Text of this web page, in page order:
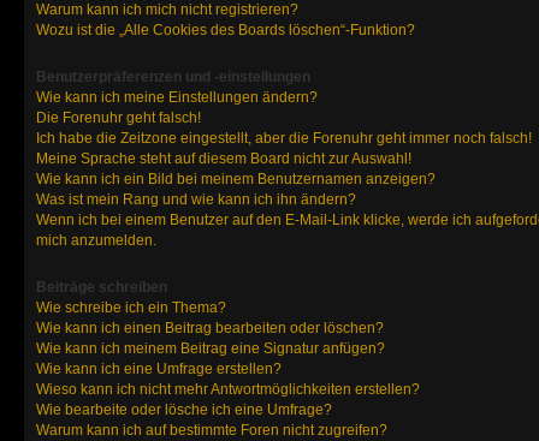
Warum kann ich mich nicht registrieren?
Wozu ist die „Alle Cookies des Boards löschen“-Funktion?
Benutzerpräferenzen und -einstellungen
Wie kann ich meine Einstellungen ändern?
Die Forenuhr geht falsch!
Ich habe die Zeitzone eingestellt, aber die Forenuhr geht immer noch falsch!
Meine Sprache steht auf diesem Board nicht zur Auswahl!
Wie kann ich ein Bild bei meinem Benutzernamen anzeigen?
Was ist mein Rang und wie kann ich ihn ändern?
Wenn ich bei einem Benutzer auf den E-Mail-Link klicke, werde ich
mich anzumelden.
Beiträge schreiben
Wie schreibe ich ein Thema?
Wie kann ich einen Beitrag bearbeiten oder löschen?
Wie kann ich meinem Beitrag eine Signatur anfügen?
Wie kann ich eine Umfrage erstellen?
Wieso kann ich nicht mehr Antwortmöglichkeiten erstellen?
Wie bearbeite oder lösche ich eine Umfrage?
Warum kann ich auf bestimmte Foren nicht zugreifen?